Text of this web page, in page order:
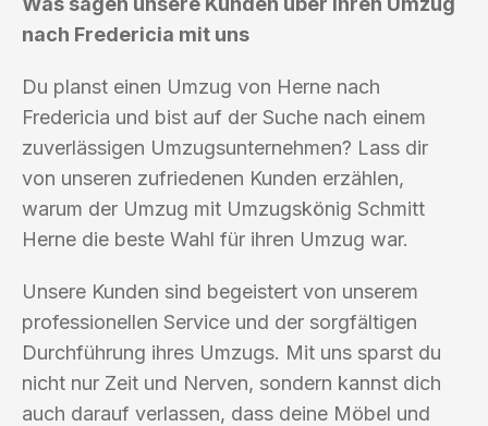
nach Fredericia mit uns
Du planst einen Umzug von Herne nach
Fredericia und bist auf der Suche nach einem
zuverlässigen Umzugsunternehmen? Lass dir
von unseren zufriedenen Kunden erzählen,
warum der Umzug mit Umzugskönig Schmitt
Herne die beste Wahl für ihren Umzug war.
Unsere Kunden sind begeistert von unserem
professionellen Service und der sorgfältigen
Durchführung ihres Umzugs. Mit uns sparst du
nicht nur Zeit und Nerven, sondern kannst dich
auch darauf verlassen, dass deine Möbel und